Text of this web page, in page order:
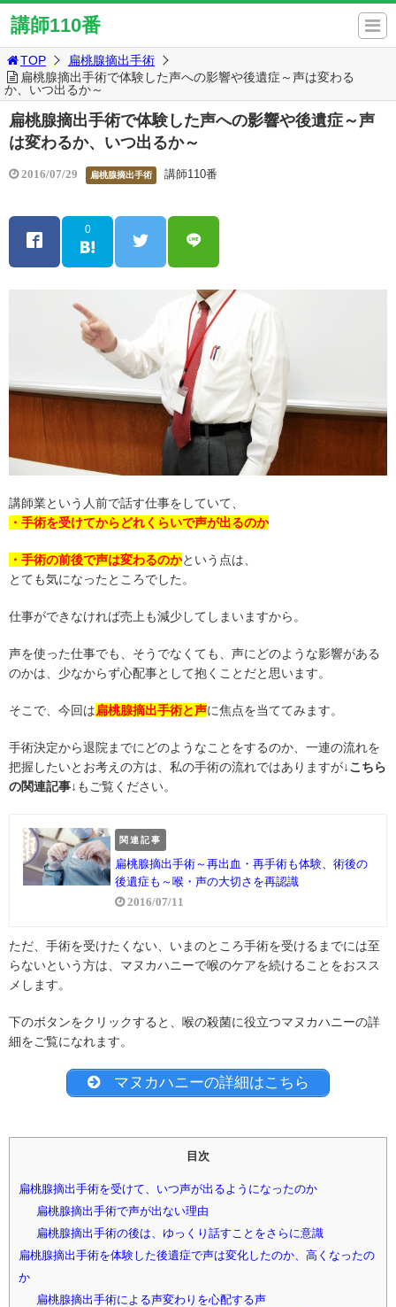
講師110番
TOP
扁桃腺摘出手術
扁桃腺摘出手術で体験した声への影響や後遺症～声は変わる
か、いつ出るか～
扁桃腺摘出手術で体験した声への影響や後遺症～声
は変わるか、いつ出るか～
2016/07/29 扁桃腺摘出手術 講師110番
0
講師業という人前で話す仕事をしていて、
・手術を受けてからどれくらいで声が出るのか
・手術の前後で声は変わるのかという点は、
とても気になったところでした。
仕事ができなければ売上も減少してしまいますから。
声を使った仕事でも、そうでなくても、声にどのような影響がある
のかは、少なからず心配事として抱くことだと思います。
そこで、今回は扁桃腺摘出手術と声に焦点を当ててみます。
手術決定から退院までにどのようなことをするのか、一連の流れを
把握したいとお考えの方は、私の手術の流れではありますが↓こちら
の関連記事↓ もご覧ください。
関連記事
扁桃腺摘出手術～再出血・再手術も体験、術後の
後遺症も～喉・声の大切さを再認識
2016/07/11
ただ、手術を受けたくない、いまのところ手術を受けるまでには至
らないという方は、マヌカハニーで喉のケアを続けることをおスス
メします。
下のボタンをクリックすると、喉の殺菌に役立つマヌカハニーの詳
細をご覧になれます。
マヌカハニーの詳細はこちら
目次
扁桃腺摘出手術を受けて、いつ声が出るようになったのか
扁桃腺摘出手術で声が出ない理由
扁桃腺摘出手術の後は、ゆっくり話すことをさらに意識
扁桃腺摘出手術を体験した後遺症で声は変化したのか、高くなったの
か
扁桃腺摘出手術による声変わりを心配する声